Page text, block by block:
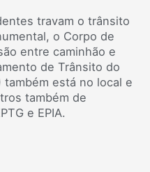
travam o trânsito
o Corpo de
entre caminhão e
de Trânsito do
está no local e
também de
e EPIA.